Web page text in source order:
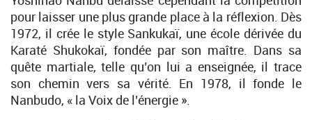
pour laisser une plus grande place à la réflexion. Dès
1972, il crée le style Sankukaï, une école dérivée du
Karaté Shukokaï, fondée par son maître. Dans sa
quête martiale, telle qu’on lui a enseignée, il trace
son chemin vers sa vérité. En 1978, il fonde le
Nanbudo, « la Voix de l’énergie ».